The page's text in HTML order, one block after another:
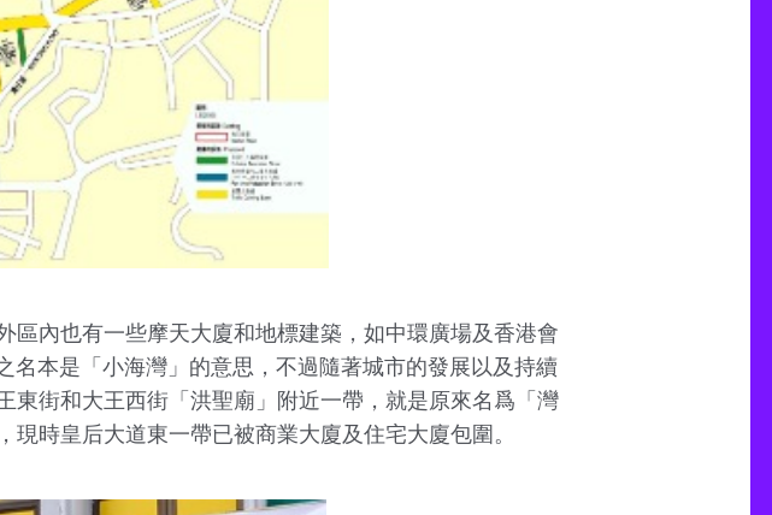
內也有一些摩天大廈和地標建築，如中環廣場及香港會
本是「小海灣」的意思，不過隨著城市的發展以及持續
東街和大王西街「洪聖廟」附近一帶，就是原來名爲「灣
時皇后大道東一帶已被商業大廈及住宅大廈包圍。